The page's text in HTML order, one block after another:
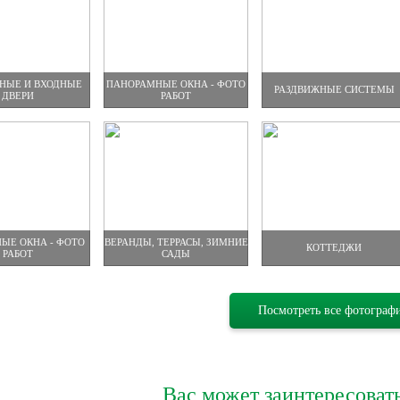
И ВХОДНЫЕ
ДВЕРИ
ПАНОРАМНЫЕ ОКНА - ФОТО
РАБОТ
РАЗДВИЖНЫЕ СИСТЕМЫ
ОКНА - ФОТО
РАБОТ
ВЕРАНДЫ, ТЕРРАСЫ, ЗИМНИЕ
САДЫ
КОТТЕДЖИ
Посмотреть все
Вас может